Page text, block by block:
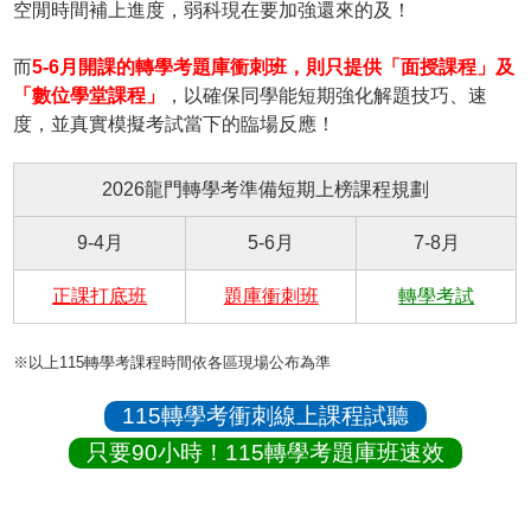
空閒時間補上進度，弱科現在要加強還來的及！
而5-6月開課的轉學考題庫衝刺班，則只提供「面授課程」及
「數位學堂課程」
，以確保同學能短期強化解題技巧、速
度，並真實模擬考試當下的臨場反應！
2026龍門轉學考準備短期上榜課程規劃
9-4月 5-6月 7-8月
正課打底班 題庫衝刺班 轉學考試
※以上115轉學考課程時間依各區現場公布為準
115轉學考衝刺線上課程試聽
只要90小時！115轉學考題庫班速效